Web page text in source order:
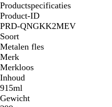
Productspecificaties
Product-ID
PRD-QNGKK2MEV
Soort
Metalen fles
Merk
Merkloos
Inhoud
915ml
Gewicht